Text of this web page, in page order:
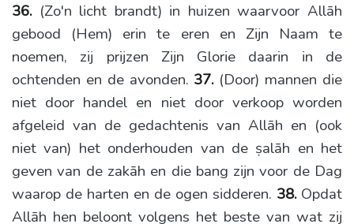
36. (Zo'n licht brandt) in huizen waarvoor Allāh
gebood (Hem) erin te eren en Zijn Naam te
noemen, zij prijzen Zijn Glorie daarin in de
ochtenden en de avonden. 37. (Door) mannen die
niet door handel en niet door verkoop worden
afgeleid van de gedachtenis van Allāh en (ook
niet van) het onderhouden van de ṣalāh en het
geven van de zakāh en die bang zijn voor de Dag
waarop de harten en de ogen sidderen. 38. Opdat
Allāh hen beloont volgens het beste van wat zij